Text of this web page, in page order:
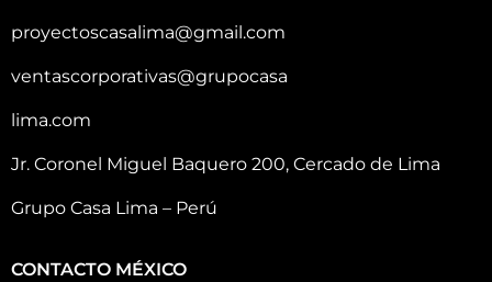
proyectoscasalima@gmail.com
ventascorporativas@grupocasa
lima.com
Jr. Coronel Miguel Baquero 200, Cercado de Lima
Grupo Casa Lima – Perú
CONTACTO MÉXICO